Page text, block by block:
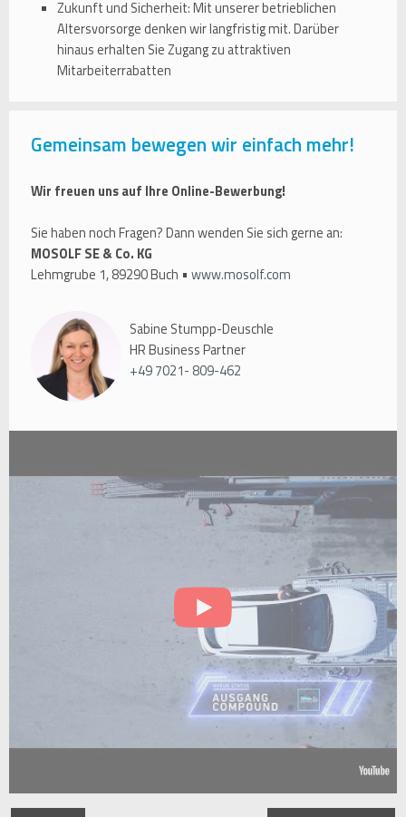
Zukunft und Sicherheit: Mit unserer betrieblichen
Altersvorsorge denken wir langfristig mit. Darüber
hinaus erhalten Sie Zugang zu attraktiven
Mitarbeiterrabatten
Gemeinsam bewegen wir einfach mehr!
Wir freuen uns auf Ihre Online-Bewerbung!
Sie haben noch Fragen? Dann wenden Sie sich gerne an:
MOSOLF SE & Co. KG
Lehmgrube 1, 89290 Buch • www.mosolf.com
Sabine Stumpp-Deuschle
HR Business Partner
+49 7021- 809-462